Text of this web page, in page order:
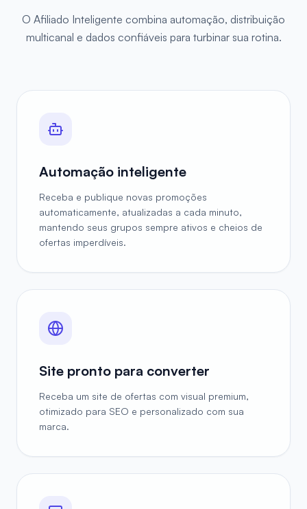
O Afiliado Inteligente combina automação, distribuição
multicanal e dados confiáveis para turbinar sua rotina.
Automação inteligente
Receba e publique novas promoções
automaticamente, atualizadas a cada minuto,
mantendo seus grupos sempre ativos e cheios de
ofertas imperdíveis.
Site pronto para converter
Receba um site de ofertas com visual premium,
otimizado para SEO e personalizado com sua
marca.